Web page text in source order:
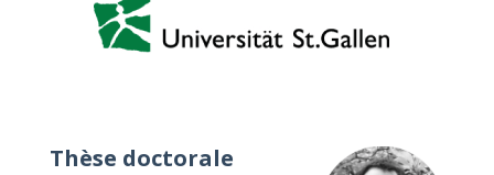
Thèse doctorale